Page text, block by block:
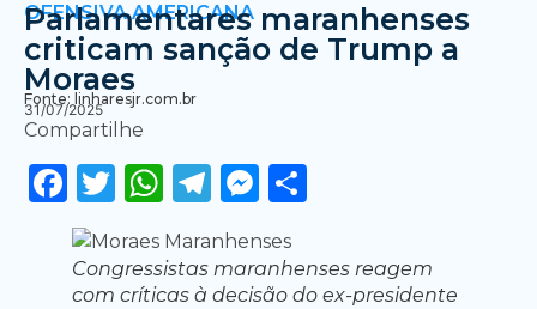
OFENSIVA AMERICANA
Parlamentares maranhenses
criticam sanção de Trump a
Moraes
Fonte: linharesjr.com.br
31/07/2025
Compartilhe
Facebook
Twitter
WhatsApp
Telegram
Messenger
Congressistas maranhenses reagem
com críticas à decisão do ex-presidente